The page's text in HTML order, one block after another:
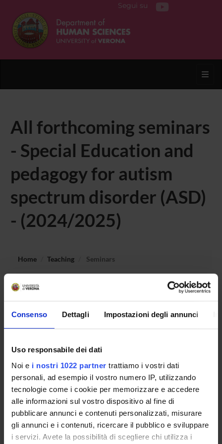
Consenso Dettagli Impostazioni degli annunci
Uso responsabile dei dati
Noi e i nostri 1022 partner trattiamo i vostri dati
personali, ad esempio il vostro numero IP, utilizzando
tecnologie come i cookie per memorizzare e accedere
alle informazioni sul vostro dispositivo al fine di
pubblicare annunci e contenuti personalizzati, misurare
gli annunci e i contenuti, ricercare il pubblico e sviluppare
i servizi. Avete la possibilità di scegliere chi utilizza i
Segui su
All forthcoming seminars
- Special Education and
pedagogy for autism
spectrum disorder (ASD)
- (2024/2025)
Home Teaching Seminars
No recent seminar found relating to teaching Special
Education and pedagogy for autism spectrum disorder
(ASD).
STUDYING
COURSES
PHD PROGRAMMES AND POSTGRADUATE
Contacts